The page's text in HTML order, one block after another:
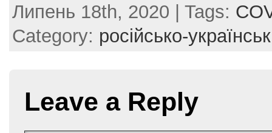
c
e
o
k
itt
er
er
e
ai
l
ar
e
Липень 18th, 2020 | Tags:
Category: російсько-
Leave a Reply